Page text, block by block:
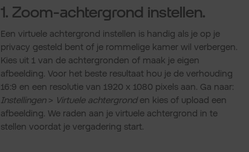
1. Zoom-achtergrond instellen.
Een virtuele achtergrond instellen is handig als je op je
privacy gesteld bent of je rommelige kamer wil verbergen.
Kies uit 1 van de achtergronden of maak je eigen
afbeelding. Voor het beste resultaat hou je de verhouding
16:9 en een resolutie van 1920 x 1080 pixels aan. Ga naar:
Instellingen> Virtuele achtergronden kies of upload een
afbeelding. We raden aan je virtuele achtergrond in te
stellen voordat je vergadering start.